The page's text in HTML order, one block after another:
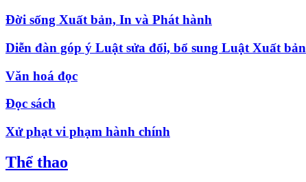
Đời sống Xuất bản, In và Phát hành
Diễn đàn góp ý Luật sửa đổi, bổ sung Luật Xuất bản
Văn hoá đọc
Đọc sách
Xử phạt vi phạm hành chính
Thể thao